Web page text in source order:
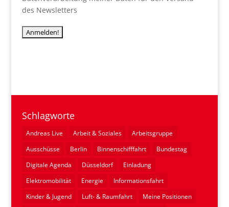
des Newsletters
Schlagworte
Andreas Live Arbeit & Soziales
Arbeitsgruppe
Ausschüsse
Berlin Binnenschifffahrt
Bundestag
Digitale Agenda
Düsseldorf
Einladung
Elektromobilität
Energie
Informationsfahrt
Kinder & Jugend
Luft- & Raumfahrt
Meine Positionen